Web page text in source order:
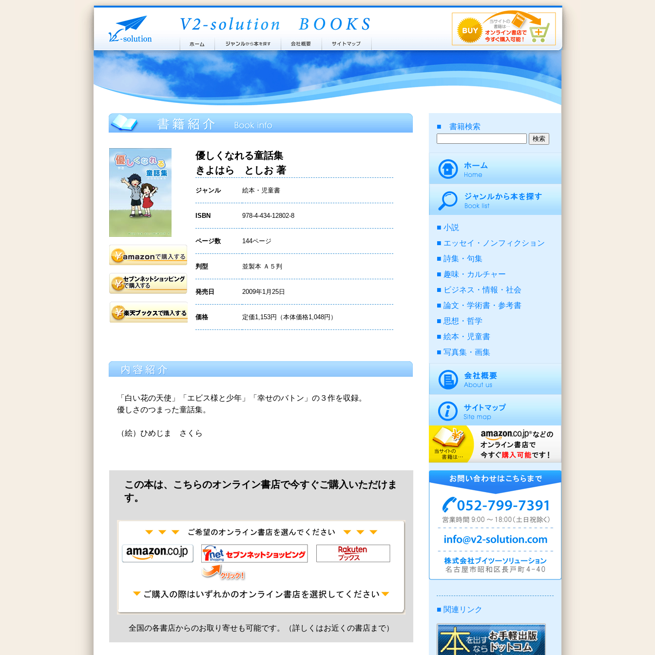
優しくなれる童話集
きよはら としお 著
ジャンル 絵本・児童書
ISBN 978-4-434-12802-8
ページ数 144ページ
判型 並製本 Ａ５判
発売日 2009年1月25日
価格 定価1,153円（本体価格1,048円）
「白い花の天使」「エビス様と少年」「幸せのバトン」の３作を収録。
優しさのつまった童話集。
（絵）ひめじま さくら
この本は、こちらのオンライン書店で今すぐご購入いただけま
す。
全国の各書店からのお取り寄せも可能です。（詳しくはお近くの書店まで）
■ 書籍検索
小説
エッセイ・ノンフィクション
詩集・句集
趣味・カルチャー
ビジネス・情報・社会
論文・学術書・参考書
思想・哲学
絵本・児童書
写真集・画集
■ 関連リンク